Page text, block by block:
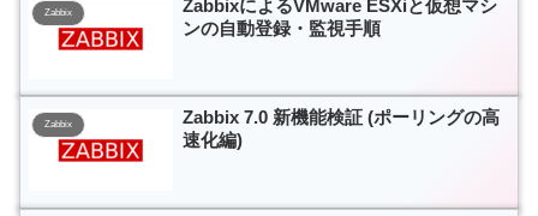
Zabbix
ZabbixによるVMware ESXiと仮想マシ
ンの自動登録・監視手順
Zabbix
Zabbix 7.0 新機能検証 (ポーリングの高
速化編)